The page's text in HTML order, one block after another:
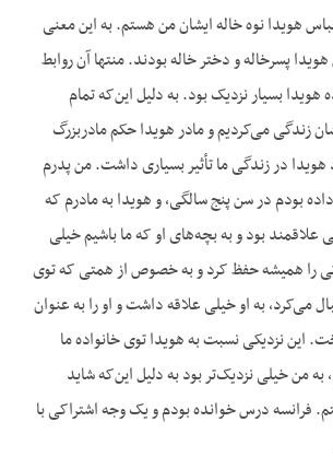
هویدا نوه خاله ایشان من هستم. به این معنی
پسرخاله و دختر خاله بودند. منتها آن روابط
هویدا بسیار نزدیک بود. به دلیل این‌که تمام
زندگی می‌کردیم و مادر هویدا حکم مادربزرگ
در زندگی ما تأثیر بسیاری داشت. من پدرم
بودم در سن پنج سالگی، و هویدا به مادرم که
علاقمند بود و به بچه‌های او که ما باشیم خیلی
را همیشه حفظ کرد و به خصوص از همتی که توی
می‌کرد، به او خیلی علاقه داشت و او را به عنوان
این نزدیکی نسبت به هویدا توی خانواده ما
به من خیلی نزدیک‌تر بود به دلیل این‌که شاید
فرانسه درس خوانده بودم و یک وجه اشتراکی با